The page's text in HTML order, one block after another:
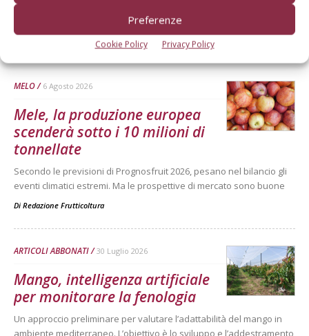
Preferenze
Cookie Policy Privacy Policy
Dalla stessa categoria
MELO 6 Agosto 2026
Mele, la produzione europea
scenderà sotto i 10 milioni di
tonnellate
Secondo le previsioni di Prognosfruit 2026, pesano nel bilancio gli
eventi climatici estremi. Ma le prospettive di mercato sono buone
Di Redazione Frutticoltura
ARTICOLI ABBONATI 30 Luglio 2026
Mango, intelligenza artificiale
per monitorare la fenologia
Un approccio preliminare per valutare l’adattabilità del mango in
ambiente mediterraneo. L’obiettivo è lo sviluppo e l’addestramento